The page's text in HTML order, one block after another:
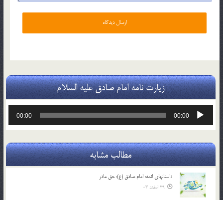
زیارت نامه امام صادق علیه السلام
پخش‌کننده
00:00
00:00
مطالب مشابه
داستانهای ائمه: امام صادق (ع): حق مادر
29 اسفند 03